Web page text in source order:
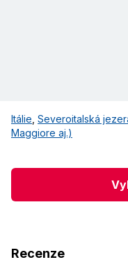
Itálie Severoitalská
Maggiore aj.)
Recenze